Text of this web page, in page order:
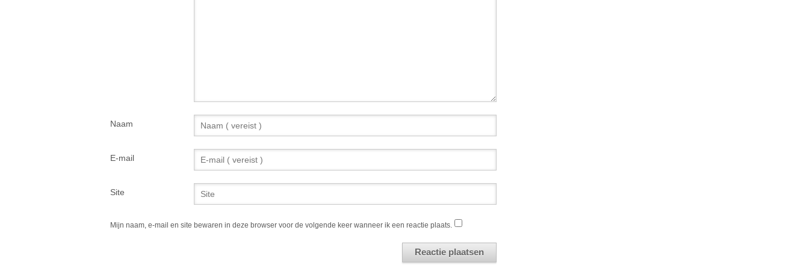
Naam
E-mail
Site
Mijn naam, e-mail en site bewaren in deze browser voor de volgende keer wanneer ik een reactie plaats.